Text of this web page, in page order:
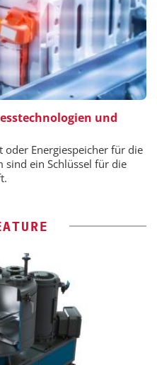
und
Energiespeicher für die
sind ein Schlüssel für die